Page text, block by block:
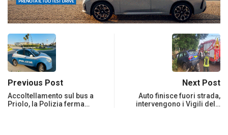
Previous Post
Accoltellamento sul bus a
Priolo, la Polizia ferma…
Next Post
Auto finisce fuori strada,
intervengono i Vigili del…